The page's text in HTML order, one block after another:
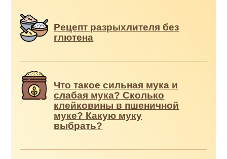
Рецепт разрыхлителя без
глютена
Что такое сильная мука и
слабая мука? Сколько
клейковины в пшеничной
муке? Какую муку
выбрать?